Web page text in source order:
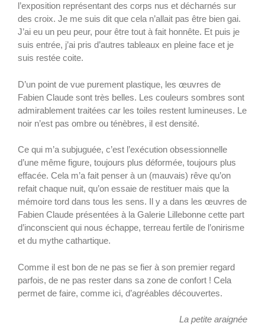
l’exposition représentant des corps nus et décharnés sur
des croix. Je me suis dit que cela n’allait pas être bien gai.
J’ai eu un peu peur, pour être tout à fait honnête. Et puis je
suis entrée, j’ai pris d’autres tableaux en pleine face et je
suis restée coite.
D’un point de vue purement plastique, les œuvres de
Fabien Claude sont très belles. Les couleurs sombres sont
admirablement traitées car les toiles restent lumineuses. Le
noir n’est pas ombre ou ténèbres, il est densité.
Ce qui m’a subjuguée, c’est l’exécution obsessionnelle
d’une même figure, toujours plus déformée, toujours plus
effacée. Cela m’a fait penser à un (mauvais) rêve qu’on
refait chaque nuit, qu’on essaie de restituer mais que la
mémoire tord dans tous les sens. Il y a dans les œuvres de
Fabien Claude présentées à la Galerie Lillebonne cette part
d’inconscient qui nous échappe, terreau fertile de l’onirisme
et du mythe cathartique.
Comme il est bon de ne pas se fier à son premier regard
parfois, de ne pas rester dans sa zone de confort ! Cela
permet de faire, comme ici, d’agréables découvertes.
La petite araignée